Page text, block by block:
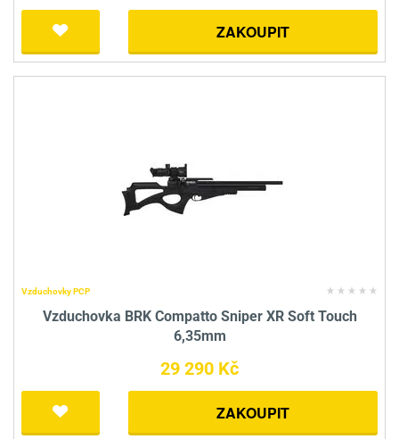
ZAKOUPIT
Vzduchovky PCP
Vzduchovka BRK Compatto Sniper XR Soft Touch
6,35mm
29 290 Kč
ZAKOUPIT